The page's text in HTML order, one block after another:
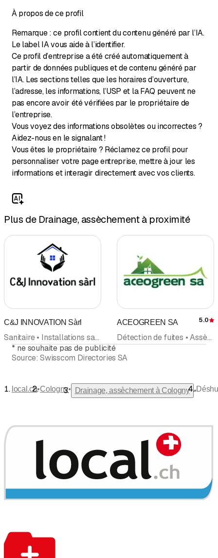
À propos de ce profil
Remarque : ce profil contient du contenu généré par l’IA.
Le label IA vous aide à l’identifier.
Ce profil d’entreprise a été créé automatiquement à
partir de données publiques et de contenu généré par
l’IA. Les sections telles que les horaires d’ouverture,
l’adresse, les informations, l’USP et la FAQ peuvent ne
pas encore avoir été vérifiées par le propriétaire de
l’entreprise.
Vous voyez des informations obsolètes ou incorrectes ?
Aidez-nous en le signalant !
Vous êtes le propriétaire ? Réclamez ce profil pour
personnaliser votre page entreprise, mettre à jour les
informations et interagir directement avec vos clients.
Plus de Drainage, assèchement à proximité
C&J INNOVATION Sàrl
Sanitaire • Installations sanitaires • Détection de fuites • Sanitaire, Service d'Urgence • Plomberie • Rénovation salle de bain • Drainage, assèchement • Dépannage
ACEOGREEN SA 5.0
Détection de fuites • Assèchement et assainissement de bâtiments • Dégâts d'eau, assainissement • Drainage, assèchement • Sanitaire • Installations sanitaires • Thermographie • Climatisation
*ne souhaite pas de publicité
Source: Swisscom Directories SA
local.ch•Cologny• Drainage, assèchement à Cologny •